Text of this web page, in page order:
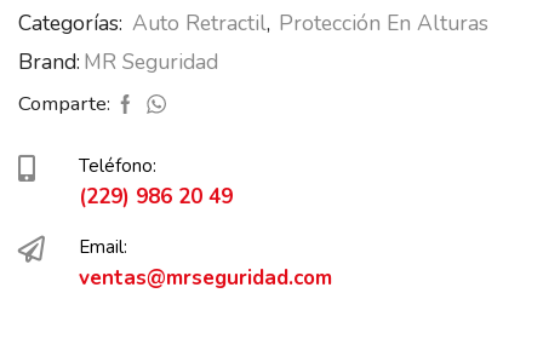
Categorías: Auto Retractil, Protección En Alturas
Brand: MR Seguridad
Comparte:
Teléfono:
(229) 986 20 49
Email:
ventas@mrseguridad.com